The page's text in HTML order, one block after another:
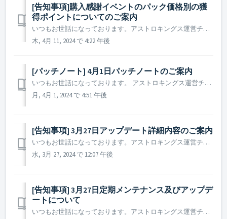
[告知事項]購入感謝イベントのパック価格別の獲
得ポイントについてのご案内
いつもお世話になっております。アストロキングス運営チームです。 現在開催中の「購入感謝イベント（連盟／個人）のパック価格別のポイント獲得量の詳細についてご案内いたします。 下表を通して、お望みの追加報酬をご獲得いただき、司令官様の効率的な成長にお役立てください。 ▶ 購入感謝イベントパッ...
木, 4月 11, 2024 で 4:22 午後
[パッチノート] 4月1日パッチノートのご案内
いつもお世話になっております。 アストロキングス運営チームです。 本日(2024年4月1日)実施されたパッチノートについてご案内いたします。 ▶️ 2024年4月1日パッチ―ノートのご案内 - 一部のパックのイメージが正常に表示されていない現象を修正しました。 ※ 参考事項 ...
月, 4月 1, 2024 で 4:51 午後
[告知事項] 3月27日アップデート詳細内容のご案内
いつもお世話になっております。アストロキングス運営チームです。 2024年3月27日に実施予定のアップデート内容についてご案内いたします。 ▶ 2024年3月27日アップデート詳細内容のご案内 1. イベント終了のご案内 - 2024年3月27日 08 : ...
水, 3月 27, 2024 で 12:07 午後
[告知事項] 3月27日定期メンテナンス及びアップデ
ートについて
いつもお世話になっております。アストロキングス運営チームです。 2024年3月27日に実施予定の定期メンテナンス及びアップデート内容についてご案内いたします。. ※ 本告知は事前告知であり、諸事情により一部内容が変更となる場合がございます。その際は改めてご案内させていただく予定です。 ...